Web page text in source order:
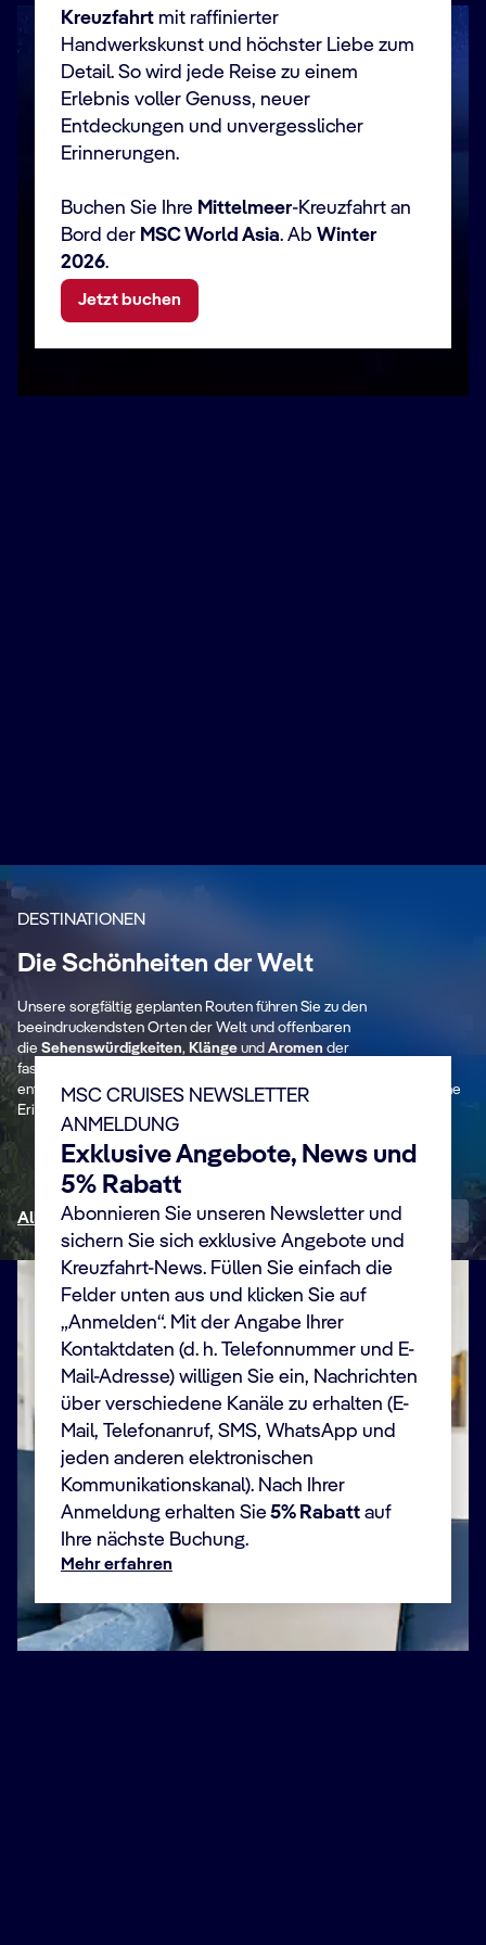
Kreuzfahrt mit raffinierter
Handwerkskunst und höchster Liebe zum
Detail. So wird jede Reise zu einem
Erlebnis voller Genuss, neuer
Entdeckungen und unvergesslicher
Erinnerungen.
Buchen Sie Ihre Mittelmeer-Kreuzfahrt an
Bord der MSC World Asia. Ab Winter
2026.
Jetzt buchen
DESTINATIONEN
Die Schönheiten der Welt
Unsere sorgfältig geplanten Routen führen Sie zu den
beeindruckendsten Orten der Welt und offenbaren
die Sehenswürdigkeiten, Klänge und Aromen der
faszinierendsten
entdecken Sie verborgene Schätze und schaffen Sie unvergessliche
Erinnerungen.
Westliches
Antike Kulturen und atemberaubende
Entdecken Sie mehr
Alle Destinationen
MSC CRUISES NEWSLETTER
ANMELDUNG
Exklusive Angebote, News und
5% Rabatt
Abonnieren Sie unseren Newsletter und
sichern Sie sich exklusive Angebote und
Kreuzfahrt-News. Füllen Sie einfach die
Felder unten aus und klicken Sie auf
„Anmelden“. Mit der Angabe Ihrer
Kontaktdaten (d. h. Telefonnummer und E-
Mail-Adresse) willigen Sie ein, Nachrichten
über verschiedene Kanäle zu erhalten (E-
Mail, Telefonanruf, SMS, WhatsApp und
jeden anderen elektronischen
Kommunikationskanal). Nach Ihrer
Anmeldung erhalten Sie 5% Rabatt auf
Ihre nächste Buchung.
Mehr erfahren
Vorname(n) *